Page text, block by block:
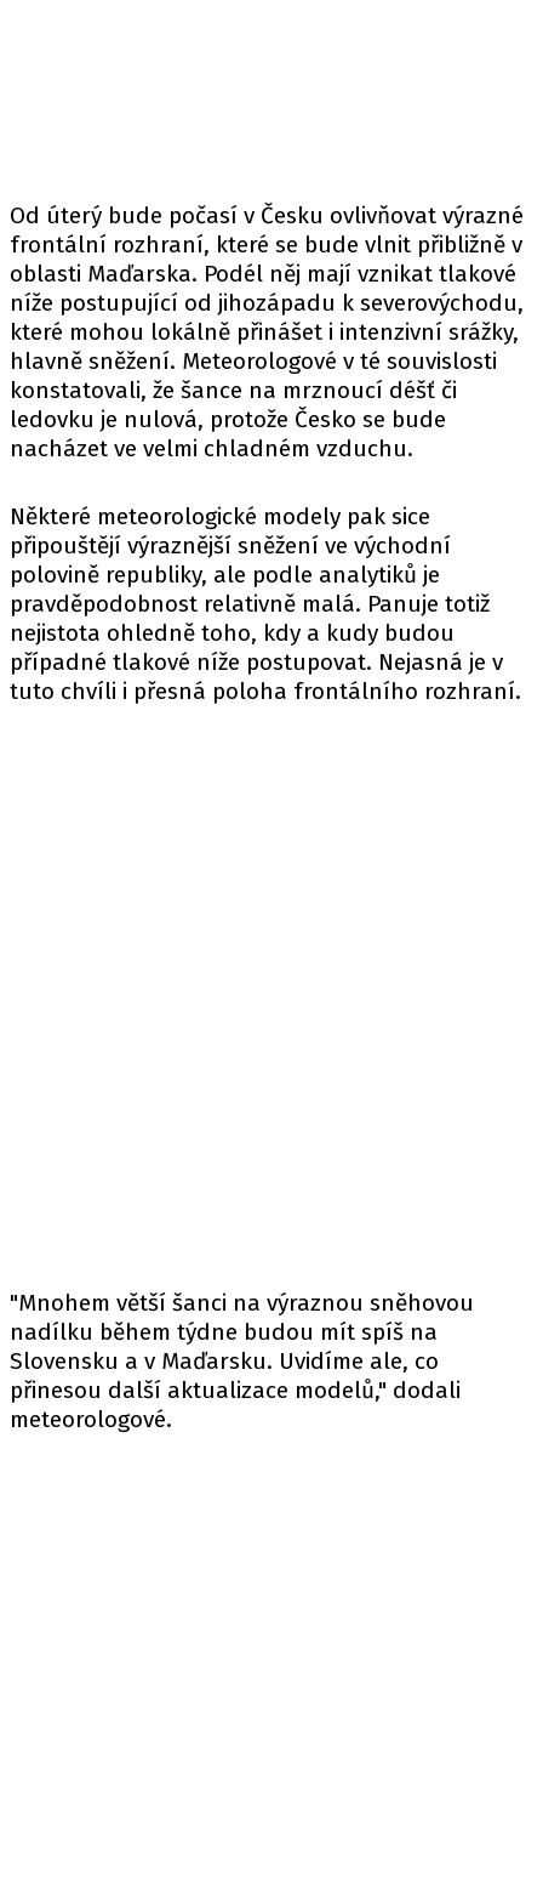
Od úterý bude počasí v Česku ovlivňovat výrazné
frontální rozhraní, které se bude vlnit přibližně v
oblasti Maďarska. Podél něj mají vznikat tlakové
níže postupující od jihozápadu k severovýchodu,
které mohou lokálně přinášet i intenzivní srážky,
hlavně sněžení. Meteorologové v té souvislosti
konstatovali, že šance na mrznoucí déšť či
ledovku je nulová, protože Česko se bude
nacházet ve velmi chladném vzduchu.
Některé meteorologické modely pak sice
připouštějí výraznější sněžení ve východní
polovině republiky, ale podle analytiků je
pravděpodobnost relativně malá. Panuje totiž
nejistota ohledně toho, kdy a kudy budou
případné tlakové níže postupovat. Nejasná je v
tuto chvíli i přesná poloha frontálního rozhraní.
"Mnohem větší šanci na výraznou sněhovou
nadílku během týdne budou mít spíš na
Slovensku a v Maďarsku. Uvidíme ale, co
přinesou další aktualizace modelů," dodali
meteorologové.